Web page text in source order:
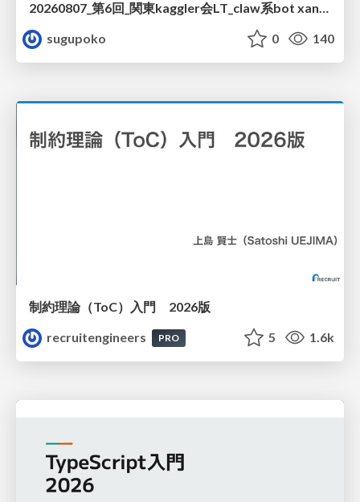
sugupoko
0 140
制約理論（ToC）入門 2026版
recruitengineers
PRO 5 1.6k